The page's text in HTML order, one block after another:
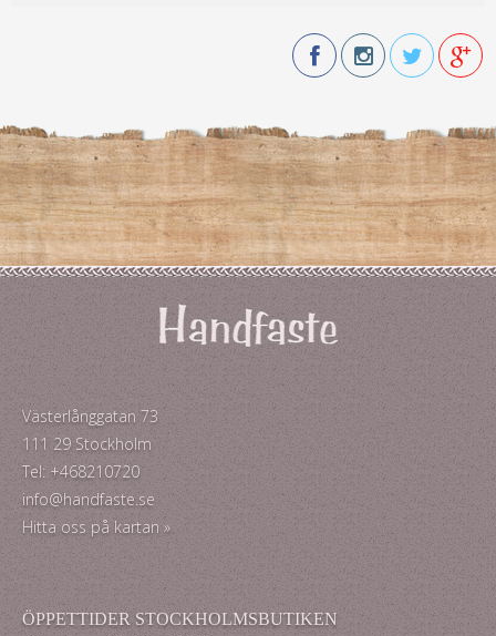
Västerlånggatan 73
111 29 Stockholm
Tel: +468210720
info@handfaste.se
Hitta oss på kartan »
ÖPPETTIDER STOCKHOLMSBUTIKEN